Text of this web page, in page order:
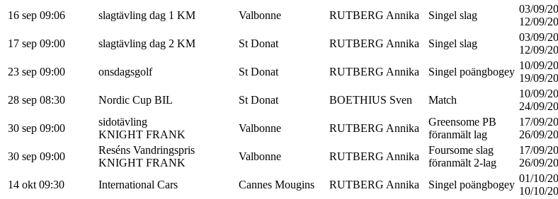
16 sep 09:06
slagtävling dag 1 KM Valbonne RUTBERG Annika Singel slag
03/09/
12/09/
17 sep 09:00
slagtävling dag 2 KM St Donat RUTBERG Annika Singel slag
03/09/
12/09/
23 sep 09:00
onsdagsgolf St Donat RUTBERG Annika Singel poängbogey
10/09/
19/09/
28 sep 08:30
Nordic Cup BIL St Donat BOETHIUS Sven Match
10/09/
24/09/
30 sep 09:00
sidotävling
KNIGHT FRANK
Valbonne RUTBERG Annika
Greensome PB
föranmält lag
17/09/
26/09/
30 sep 09:00
Reséns Vandringspris
KNIGHT FRANK
Valbonne RUTBERG Annika
Foursome slag
föranmält 2-lag
17/09/
26/09/
14 okt 09:30
International Cars Cannes Mougins RUTBERG Annika Singel poängbogey
01/10/
10/10/